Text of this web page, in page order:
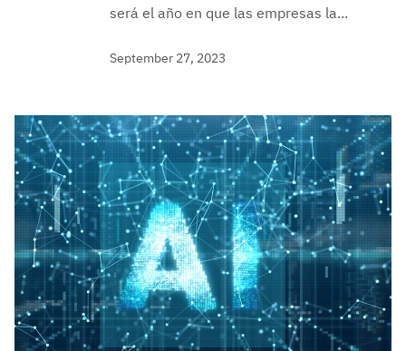
será el año en que las empresas la...
September 27, 2023